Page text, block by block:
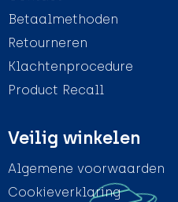
Betaalmethoden
Retourneren
Klachtenprocedure
Product Recall
Veilig winkelen
Algemene voorwaarden
Cookieverklaring